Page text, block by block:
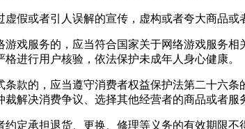
假或者引人误解的宣传，虚构或者夸大商品或
戏服务的，应当符合国家关于网络游戏服务
进行用户核验，依法保护未成年人身心健康。
款的，应当遵守消费者权益保护法第二十六
解决消费争议、选择其他经营者的商品或者服
定承担退货、更换、修理等义务的有效期限